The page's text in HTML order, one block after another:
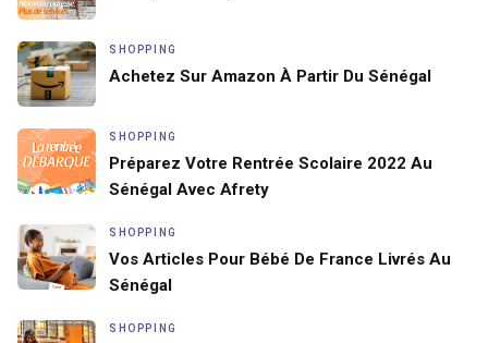
SHOPPING
Achetez Sur Amazon À Partir Du Sénégal
SHOPPING
Préparez Votre Rentrée Scolaire 2022 Au
Sénégal Avec Afrety
SHOPPING
Vos Articles Pour Bébé De France Livrés Au
Sénégal
SHOPPING